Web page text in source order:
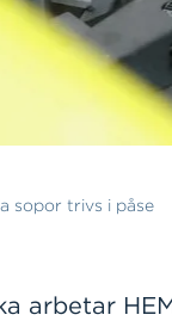
sopor trivs i påse
arbetar